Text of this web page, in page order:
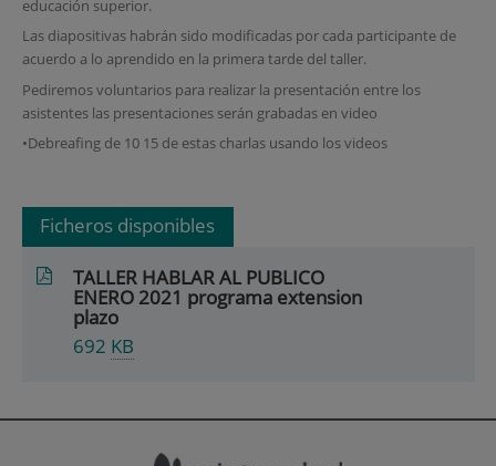
educación superior.
Las diapositivas habrán sido modificadas por cada participante de
acuerdo a lo aprendido en la primera tarde del taller.
Pediremos voluntarios para realizar la presentación entre los
asistentes las presentaciones serán grabadas en video
•Debreafing de 10 15 de estas charlas usando los videos
Ficheros disponibles
TALLER HABLAR AL PUBLICO
ENERO 2021 programa extension
plazo
692 KB